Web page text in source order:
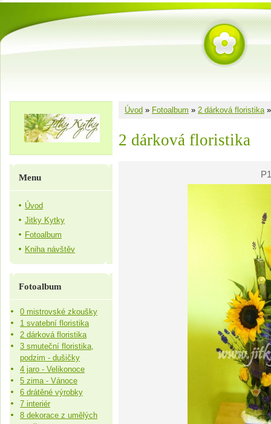
Úvod » Fotoalbum » 2 dárková floristika
2 dárková floristika
Menu
Úvod
Jitky Kytky
Fotoalbum
Kniha návštěv
Fotoalbum
0 mistrovské zkoušky
1 svatební floristika
2 dárková floristika
3 smuteční floristika,
podzim - dušičky
4 jaro - Velikonoce
5 zima - Vánoce
6 drátěné výrobky
7 interiér
8 dekorace z umělých